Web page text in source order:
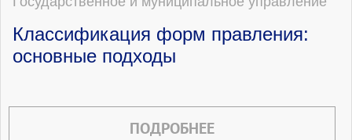
Классификация форм правления:
основные подходы
ПОДРОБНЕЕ